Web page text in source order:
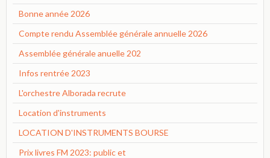
Bonne année 2026
Compte rendu Assemblée générale annuelle 2026
Assemblée générale anuelle 202
Infos rentrée 2023
L'orchestre Alborada recrute
Location d'instruments
LOCATION D'INSTRUMENTS BOURSE
Prix livres FM 2023: public et